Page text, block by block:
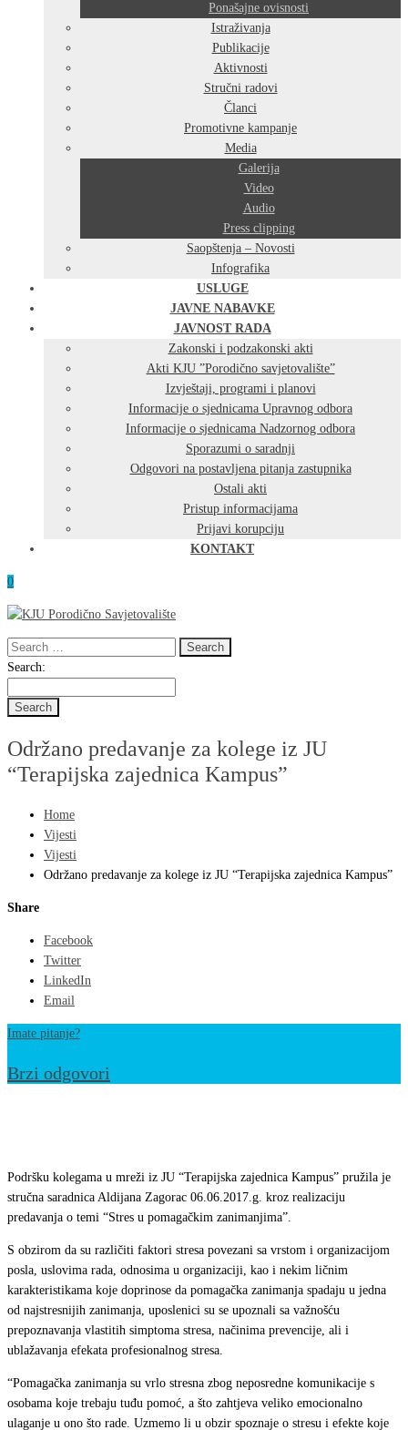
Ponašajne ovisnosti
Istraživanja
Publikacije
Aktivnosti
Stručni radovi
Članci
Promotivne kampanje
Media
Galerija
Video
Audio
Press clipping
Saopštenja – Novosti
Infografika
USLUGE
JAVNE NABAVKE
JAVNOST RADA
Zakonski i podzakonski akti
Akti KJU ”Porodično savjetovalište”
Izvještaji, programi i planovi
Informacije o sjednicama Upravnog odbora
Informacije o sjednicama Nadzornog odbora
Sporazumi o saradnji
Odgovori na postavljena pitanja zastupnika
Ostali akti
Pristup informacijama
Prijavi korupciju
KONTAKT
0
Search
for:
Search
Search:
Održano predavanje za kolege iz JU
“Terapijska zajednica Kampus”
Home
Vijesti
Vijesti
Održano predavanje za kolege iz JU “Terapijska zajednica Kampus”
Share
Facebook
Twitter
LinkedIn
Email
Imate pitanje?
Brzi odgovori
kolege
iz
JU
“Terapijska
zajednica
Kampus”
Podršku kolegama u mreži iz JU “Terapijska zajednica Kampus” pružila je
stručna saradnica Aldijana Zagorac 06.06.2017.g. kroz realizaciju
predavanja o temi “Stres u pomagačkim zanimanjima”.
S obzirom da su različiti faktori stresa povezani sa vrstom i organizacijom
posla, uslovima rada, odnosima u organizaciji, kao i nekim ličnim
karakteristikama koje doprinose da pomagačka zanimanja spadaju u jedna
od najstresnijih zanimanja, uposlenici su se upoznali sa važnošću
prepoznavanja vlastitih simptoma stresa, načinima prevencije, ali i
ublažavanja efekata profesionalnog stresa.
“Pomagačka zanimanja su vrlo stresna zbog neposredne komunikacije s
osobama koje trebaju tuđu pomoć, a što zahtjeva veliko emocionalno
ulaganje u ono što rade. Uzmemo li u obzir spoznaje o stresu i efekte koje